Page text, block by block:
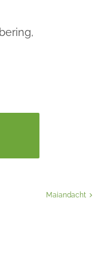
Maiandacht